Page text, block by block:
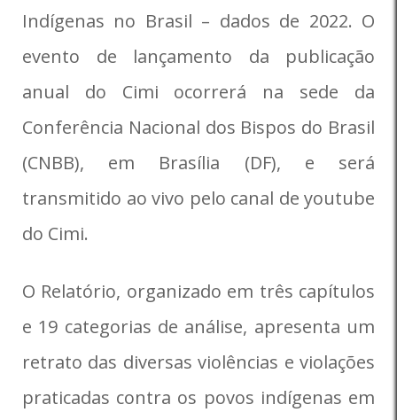
Indígenas no Brasil – dados de 2022. O
evento de lançamento da publicação
anual do Cimi ocorrerá na sede da
Conferência Nacional dos Bispos do Brasil
(CNBB), em Brasília (DF), e será
transmitido ao vivo pelo canal de youtube
do Cimi.
O Relatório, organizado em três capítulos
e 19 categorias de análise, apresenta um
retrato das diversas violências e violações
praticadas contra os povos indígenas em